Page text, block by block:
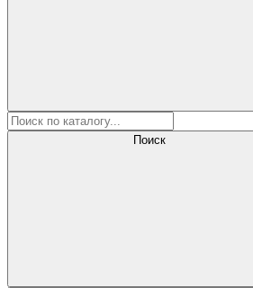
Поиск